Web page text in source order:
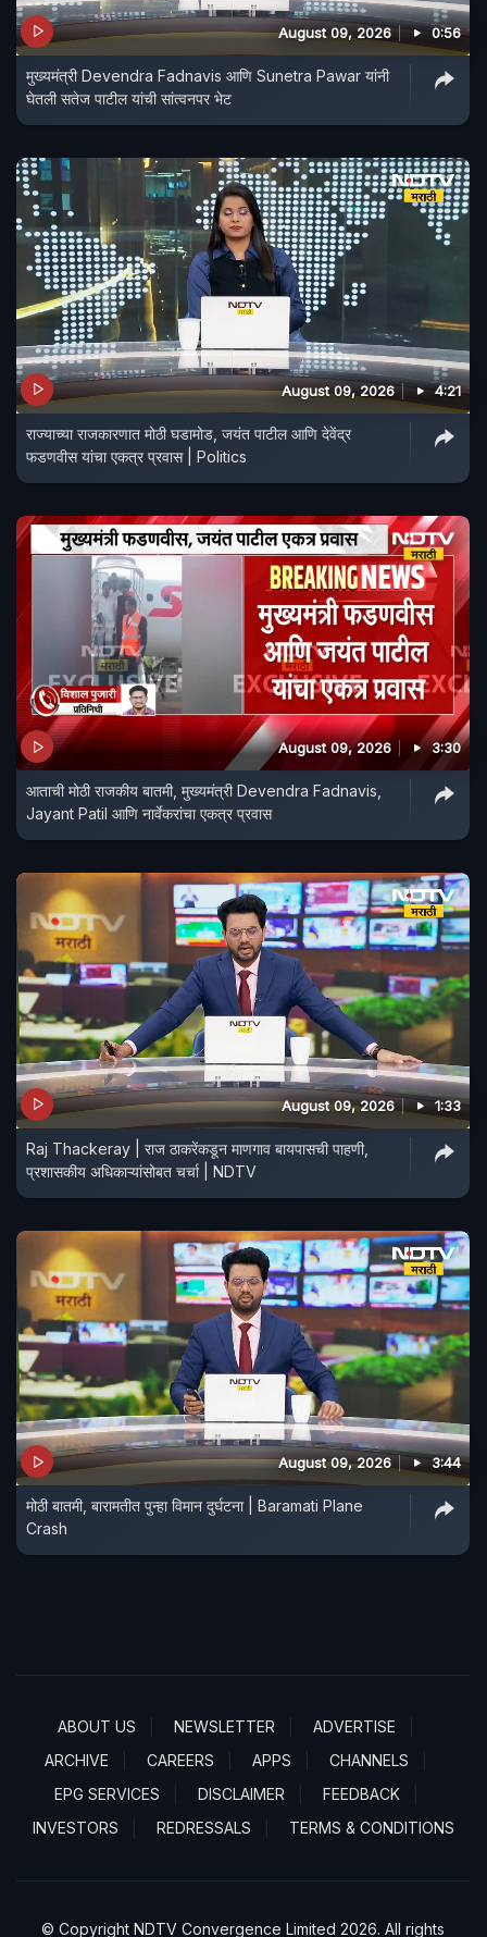
August 09, 2026 0:56
मुख्यमंत्री Devendra Fadnavis आणि Sunetra Pawar यांनी
घेतली सतेज पाटील यांची सांत्वनपर भेट
August 09, 2026 4:21
राज्याच्या राजकारणात मोठी घडामोड, जयंत पाटील आणि देवेंद्र
फडणवीस यांचा एकत्र प्रवास | Politics
August 09, 2026 3:30
आताची मोठी राजकीय बातमी, मुख्यमंत्री Devendra Fadnavis,
Jayant Patil आणि नार्वेकरांचा एकत्र प्रवास
August 09, 2026 1:33
Raj Thackeray | राज ठाकरेंकडून माणगाव बायपासची पाहणी,
प्रशासकीय अधिकाऱ्यांसोबत चर्चा | NDTV
August 09, 2026 3:44
मोठी बातमी, बारामतीत पुन्हा विमान दुर्घटना | Baramati Plane
Crash
ABOUT US NEWSLETTER
ADVERTISE
ARCHIVE
CAREERS APPS
CHANNELS
EPG SERVICES
DISCLAIMER
FEEDBACK
INVESTORS
REDRESSALS TERMS & CONDITIONS
© Copyright NDTV Convergence Limited 2026. All rights